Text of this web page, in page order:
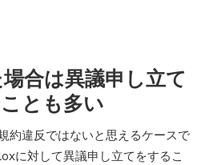
合は異議申し立て
とも多い
約違反ではないと思えるケースで
に対して異議申し立てをするこ